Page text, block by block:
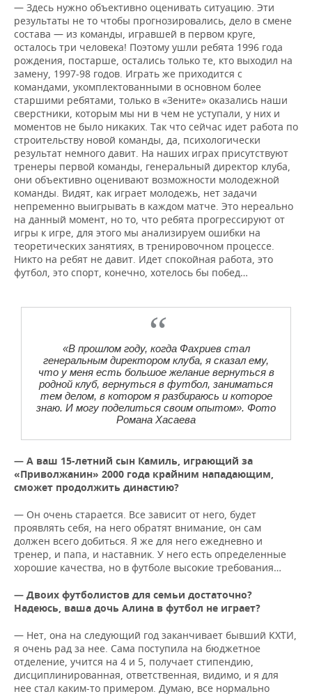
— Здесь нужно объективно оценивать ситуацию. Эти
результаты не то чтобы прогнозировались, дело в смене
состава — из команды, игравшей в первом круге,
осталось три человека! Поэтому ушли ребята 1996 года
рождения, постарше, остались только те, кто выходил на
замену, 1997-98 годов. Играть же приходится с
командами, укомплектованными в основном более
старшими ребятами, только в «Зените» оказались наши
сверстники, которым мы ни в чем не уступали, у них и
моментов не было никаких. Так что сейчас идет работа по
строительству новой команды, да, психологически
результат немного давит. На наших играх присутствуют
тренеры первой команды, генеральный директор клуба,
они объективно оценивают возможности молодежной
команды. Видят, как играет молодежь, нет задачи
непременно выигрывать в каждом матче. Это нереально
на данный момент, но то, что ребята прогрессируют от
игры к игре, для этого мы анализируем ошибки на
теоретических занятиях, в тренировочном процессе.
Никто на ребят не давит. Идет спокойная работа, это
футбол, это спорт, конечно, хотелось бы побед…
«В прошлом году, когда Фахриев стал
генеральным директором клуба, я сказал ему,
что у меня есть большое желание вернуться в
родной клуб, вернуться в футбол, заниматься
тем делом, в котором я разбираюсь и которое
знаю. И могу поделиться своим опытом». Фото
Романа Хасаева
— А ваш 15-летний сын Камиль, играющий за
«Приволжанин» 2000 года крайним нападающим,
сможет продолжить династию?
— Он очень старается. Все зависит от него, будет
проявлять себя, на него обратят внимание, он сам
должен всего добиться. Я же для него ежедневно и
тренер, и папа, и наставник. У него есть определенные
хорошие качества, но в футболе высокие требования…
— Двоих футболистов для семьи достаточно?
Надеюсь, ваша дочь Алина в футбол не играет?
— Нет, она на следующий год заканчивает бывший КХТИ,
я очень рад за нее. Сама поступила на бюджетное
отделение, учится на 4 и 5, получает стипендию,
дисциплинированная, ответственная, видимо, и я для
нее стал каким-то примером. Думаю, все нормально